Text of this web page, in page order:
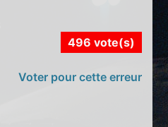
496 vote(s)
Voter pour cette erreur